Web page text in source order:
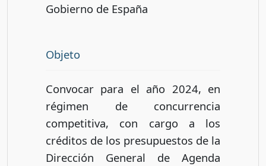
Gobierno de España
Objeto
Convocar para el año 2024, en
régimen de concurrencia
competitiva, con cargo a los
créditos de los presupuestos de la
Dirección General de Agenda